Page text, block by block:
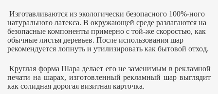
Изготавливаются из экологически безопасного 100%-ного
натурального латекса. В окружающей среде разлагаются на
безопасные компоненты примерно с той-же скоростью, как
обычные листья деревьев. После использования шар
рекомендуется лопнуть и утилизировать как бытовой отход.
Круглая форма Шара делает его не заменимым в рекламной
печати на шарах, изготовленный рекламный шар выглядит
как солидная дорогая визитная карточка.